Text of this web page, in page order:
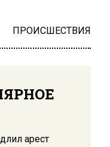
ПРОИСШЕСТВИЯ
арест